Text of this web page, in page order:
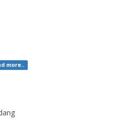
more..